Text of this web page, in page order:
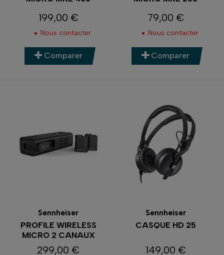
Prix
199,00 €
Nous contacter
Comparer
Prix
79,00 €
Nous contacter
Comparer
Sennheiser
PROFILE WIRELESS
MICRO 2 CANAUX
299,00 €
Sennheiser
CASQUE HD 25
149,00 €